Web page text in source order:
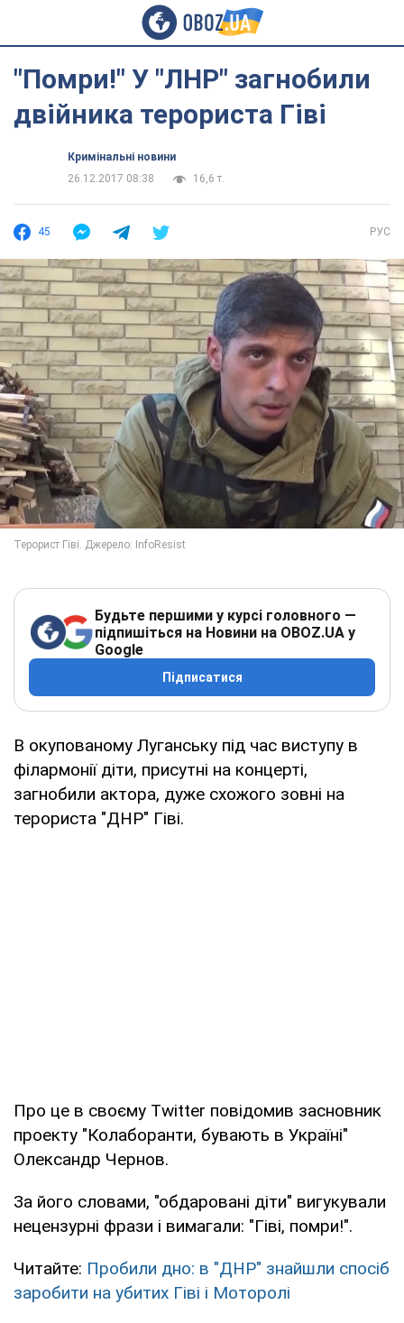
"Помри!" У "ЛНР" загнобили
двійника терориста Гіві
Кримінальні новини
26.12.2017 08:38
16,6 т.
45 РУС
Будьте першими у курсі головного —
підпишіться на Новини на OBOZ.UA у
Google
Підписатися
В окупованому Луганську під час виступу в
філармонії діти, присутні на концерті,
загнобили актора, дуже схожого зовні на
терориста "ДНР" Гіві.
Про це в своєму Тwitter повідомив засновник
проекту "Колаборанти, бувають в Україні"
Олександр Чернов.
За його словами, "обдаровані діти" вигукували
нецензурні фрази і вимагали: "Гіві, помри!".
Читайте: Пробили дно: в "ДНР" знайшли спосіб
заробити на убитих Гіві і Моторолі